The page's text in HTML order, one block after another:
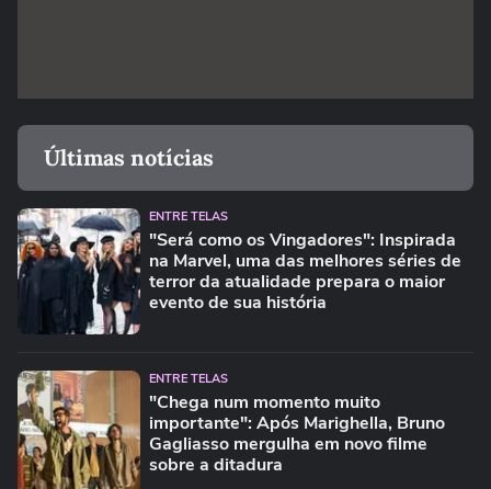
Últimas notícias
ENTRE TELAS
"Será como os Vingadores": Inspirada
na Marvel, uma das melhores séries de
terror da atualidade prepara o maior
evento de sua história
ENTRE TELAS
"Chega num momento muito
importante": Após Marighella, Bruno
Gagliasso mergulha em novo filme
sobre a ditadura